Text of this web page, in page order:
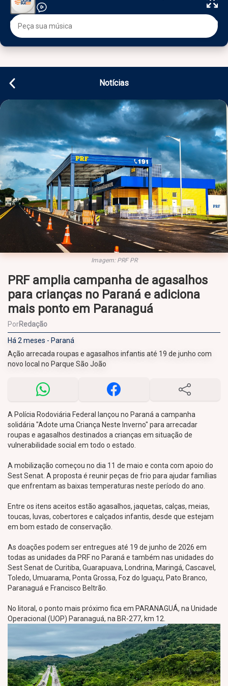
Notícias
Imagem: PRF PR
PRF amplia campanha de agasalhos
para crianças no Paraná e adiciona
mais ponto em Paranaguá
PorRedação
Há 2 meses - Paraná
Ação arrecada roupas e agasalhos infantis até 19 de junho com
novo local no Parque São João
A Polícia Rodoviária Federal lançou no Paraná a campanha
solidária "Adote uma Criança Neste Inverno" para arrecadar
roupas e agasalhos destinados a crianças em situação de
vulnerabilidade social em todo o estado.
A mobilização começou no dia 11 de maio e conta com apoio do
Sest Senat. A proposta é reunir peças de frio para ajudar famílias
que enfrentam as baixas temperaturas neste período do ano.
Entre os itens aceitos estão agasalhos, jaquetas, calças, meias,
toucas, luvas, cobertores e calçados infantis, desde que estejam
em bom estado de conservação.
As doações podem ser entregues até 19 de junho de 2026 em
todas as unidades da PRF no Paraná e também nas unidades do
Sest Senat de Curitiba, Guarapuava, Londrina, Maringá, Cascavel,
Toledo, Umuarama, Ponta Grossa, Foz do Iguaçu, Pato Branco,
Paranaguá e Francisco Beltrão.
No litoral, o ponto mais próximo fica em PARANAGUÁ, na Unidade
Operacional (UOP) Paranaguá, na BR-277, km 12.